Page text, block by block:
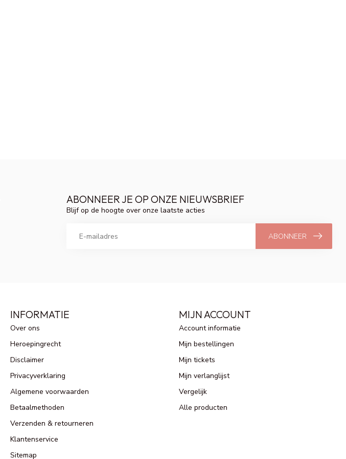
ABONNEER JE OP ONZE NIEUWSBRIEF
Blijf op de hoogte over onze laatste acties
ABONNEER
INFORMATIE
Over ons
Heroepingrecht
Disclaimer
Privacyverklaring
Algemene voorwaarden
Betaalmethoden
Verzenden & retourneren
Klantenservice
Sitemap
MIJN ACCOUNT
Account informatie
Mijn bestellingen
Mijn tickets
Mijn verlanglijst
Vergelijk
Alle producten